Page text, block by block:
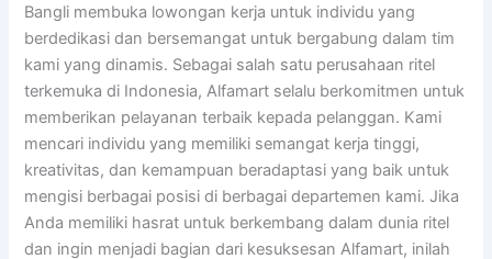
Bangli membuka lowongan kerja untuk individu yang
berdedikasi dan bersemangat untuk bergabung dalam tim
kami yang dinamis. Sebagai salah satu perusahaan ritel
terkemuka di Indonesia, Alfamart selalu berkomitmen untuk
memberikan pelayanan terbaik kepada pelanggan. Kami
mencari individu yang memiliki semangat kerja tinggi,
kreativitas, dan kemampuan beradaptasi yang baik untuk
mengisi berbagai posisi di berbagai departemen kami. Jika
Anda memiliki hasrat untuk berkembang dalam dunia ritel
dan ingin menjadi bagian dari kesuksesan Alfamart, inilah